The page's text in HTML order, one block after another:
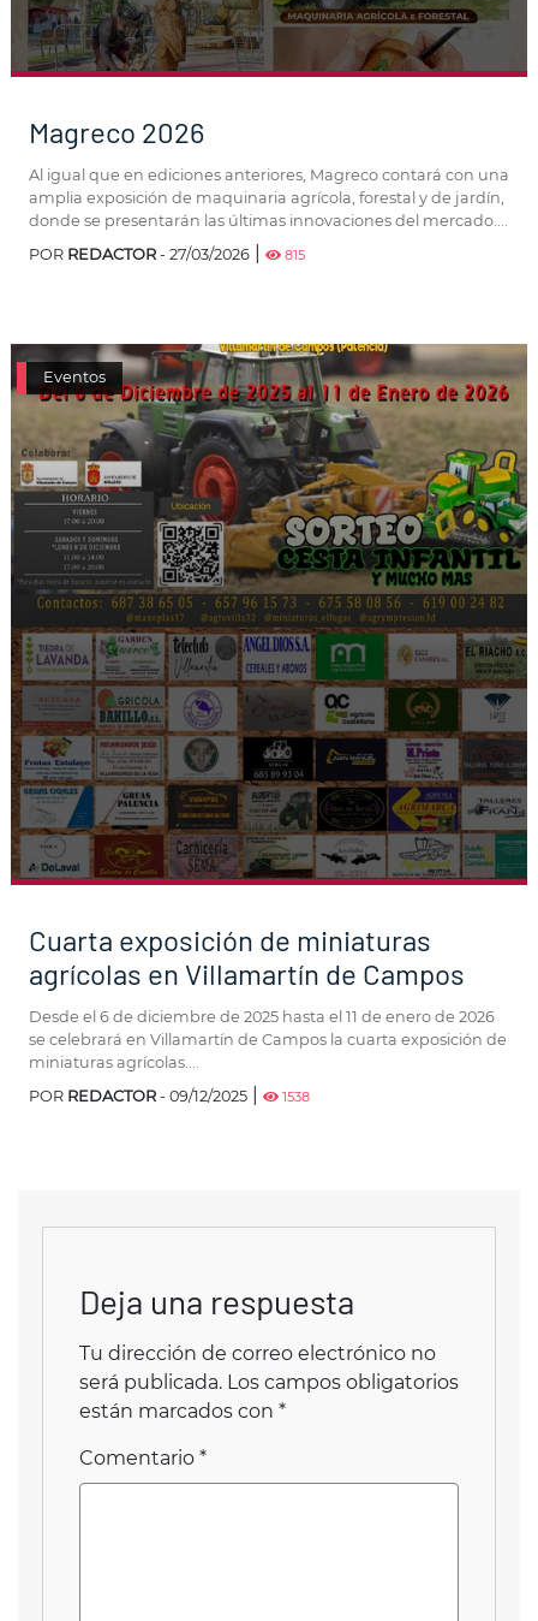
Magreco 2026
Al igual que en ediciones anteriores, Magreco contará con una
amplia exposición de maquinaria agrícola, forestal y de jardín,
donde se presentarán las últimas innovaciones del mercado....
POR REDACTOR - 27/03/2026 815
Eventos
Cuarta exposición de miniaturas
agrícolas en Villamartín de Campos
Desde el 6 de diciembre de 2025 hasta el 11 de enero de 2026
se celebrará en Villamartín de Campos la cuarta exposición de
miniaturas agrícolas....
POR REDACTOR - 09/12/2025 1538
Deja una respuesta
Tu dirección de correo electrónico no
será publicada. Los campos obligatorios
están marcados con *
Comentario *